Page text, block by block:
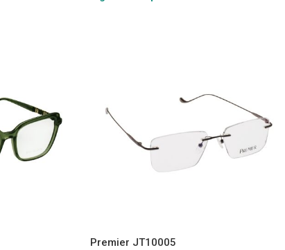
Premier JT10005